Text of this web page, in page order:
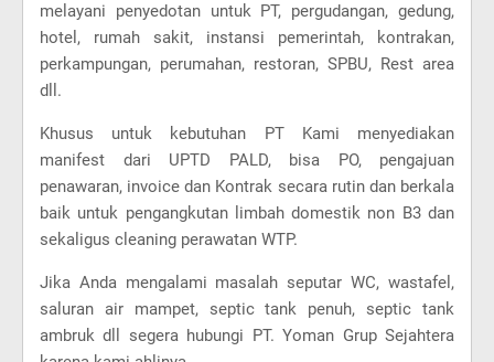
melayani penyedotan untuk PT, pergudangan, gedung,
hotel, rumah sakit, instansi pemerintah, kontrakan,
perkampungan, perumahan, restoran, SPBU, Rest area
dll.
Khusus untuk kebutuhan PT Kami menyediakan
manifest dari UPTD PALD, bisa PO, pengajuan
penawaran, invoice dan Kontrak secara rutin dan berkala
baik untuk pengangkutan limbah domestik non B3 dan
sekaligus cleaning perawatan WTP.
Jika Anda mengalami masalah seputar WC, wastafel,
saluran air mampet, septic tank penuh, septic tank
ambruk dll segera hubungi PT. Yoman Grup Sejahtera